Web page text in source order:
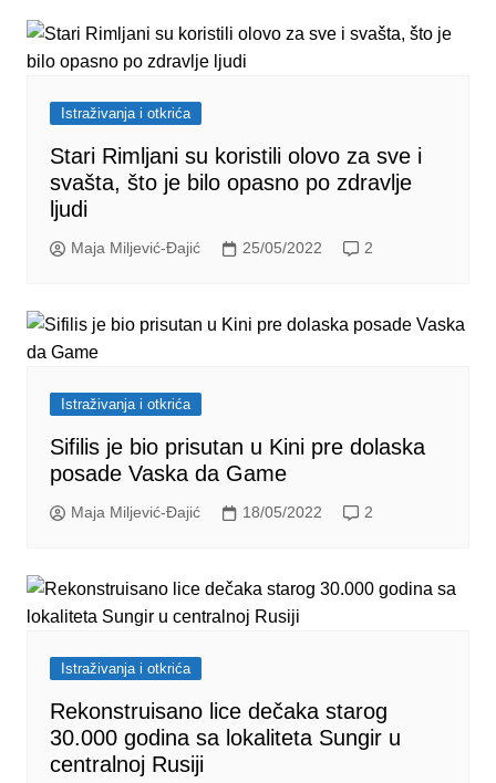
Istraživanja i otkrića
Stari Rimljani su koristili olovo za sve i
svašta, što je bilo opasno po zdravlje
ljudi
Maja Miljević-Đajić 25/05/2022 2
Istraživanja i otkrića
Sifilis je bio prisutan u Kini pre dolaska
posade Vaska da Game
Maja Miljević-Đajić 18/05/2022 2
Istraživanja i otkrića
Rekonstruisano lice dečaka starog
30.000 godina sa lokaliteta Sungir u
centralnoj Rusiji